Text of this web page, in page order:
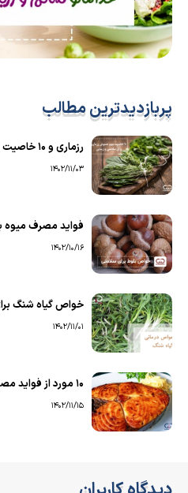
پربازدیدترین مطالب
رزماری و ۱۰ خاصیت درمانی و زیبایی
1402/11/03
فواید مصرف میوه
1402/10/16
خواص گیاه شنگ
1402/11/01
۱۰ مورد از فواید مصرف ماهی شیر جنوب
1402/11/15